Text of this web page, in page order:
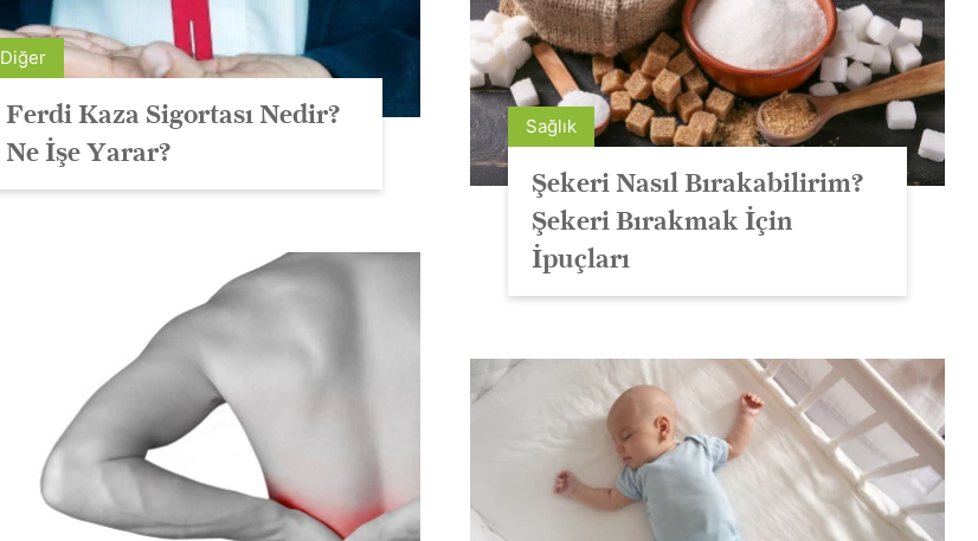
Diğer
Ferdi Kaza Sigortası Nedir?
Ne İşe Yarar?
Sağlık
Şekeri Nasıl Bırakabilirim?
Şekeri Bırakmak İçin
İpuçları